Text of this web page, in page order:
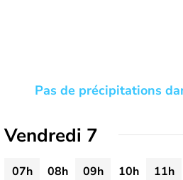
Pas de précipitations
Vendredi 7
07h 08h 09h 10h 11h